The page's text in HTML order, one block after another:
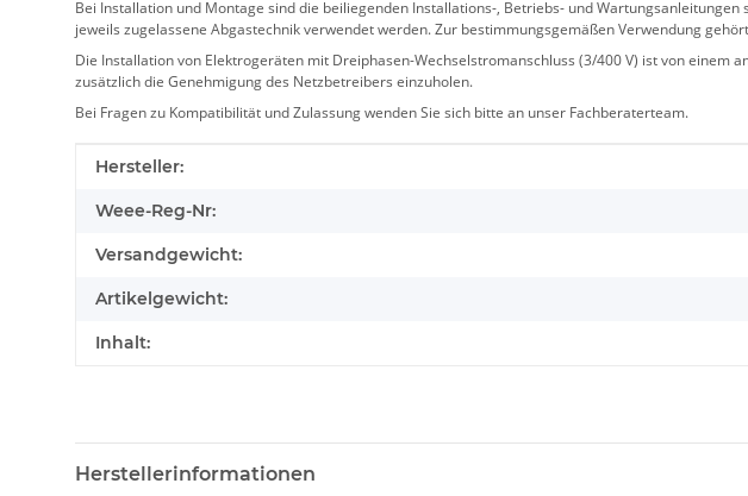
Bei Installation und Montage sind die beiliegenden Installations-, Betriebs- und
jeweils zugelassene Abgastechnik verwendet werden. Zur bestimmungsgemäßen Verwendung
Die Installation von Elektrogeräten mit Dreiphasen-Wechselstromanschluss (3/400 V) ist von
zusätzlich die Genehmigung des Netzbetreibers einzuholen.
Bei Fragen zu Kompatibilität und Zulassung wenden Sie sich bitte an unser Fachberaterteam.
Produkteigenschaft
Wert
Hersteller:
Weee-Reg-Nr:
Versandgewicht:
Artikelgewicht:
Inhalt:
Herstellerinformationen